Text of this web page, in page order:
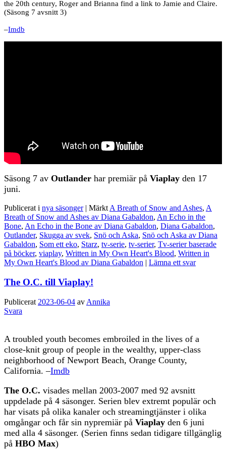
the 20th century, Roger and Brianna find a link to Jamie and Claire.
(Säsong 7 avsnitt 3)
–Imdb
Säsong 7 av Outlander har premiär på Viaplay den 17
juni.
Publicerat i nya säsonger | Märkt A Breath of Snow and Ashes, A
Breath of Snow and Ashes av Diana Gabaldon, An Echo in the
Bone, An Echo in the Bone av Diana Gabaldon, Diana Gabaldon,
Outlander, Skugga av svek, Snö och Aska, Snö och Aska av Diana
Gabaldon, Som ett eko, Starz, tv-serie, tv-serier, Tv-serier baserade
på böcker, viaplay, Written in My Own Heart's Blood, Written in
My Own Heart's Blood av Diana Gabaldon | Lämna ett svar
The O.C. till Viaplay!
Publicerat 2023-06-04 av Annika
Svara
A troubled youth becomes embroiled in the lives of a
close-knit group of people in the wealthy, upper-class
neighborhood of Newport Beach, Orange County,
California. –Imdb
The O.C. visades mellan 2003-2007 med 92 avsnitt
uppdelade på 4 säsonger. Serien blev extremt populär och
har visats på olika kanaler och streamingtjänster i olika
omgångar och får sin nypremiär på Viaplay den 6 juni
med alla 4 säsonger. (Serien finns sedan tidigare tillgänglig
på HBO Max)